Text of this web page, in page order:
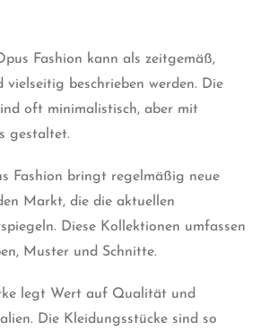
Fashion kann als zeitgemäß,
vielseitig beschrieben werden. Die
oft minimalistisch, aber mit
gestaltet.
Fashion bringt regelmäßig neue
Markt, die die aktuellen
Diese Kollektionen umfassen
Muster und Schnitte.
legt Wert auf Qualität und
Die Kleidungsstücke sind so